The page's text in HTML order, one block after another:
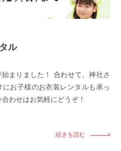
ル
まりました！ 合わせて、神社さ
お子様のお衣装レンタルも承っ
わせはお気軽にどうぞ！
続きを読む